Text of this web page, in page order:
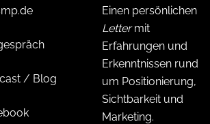
/ Blog
Einen persönlichen
Lettermit
Erfahrungen und
Erkenntnissen rund
um Positionierung,
Sichtbarkeit und
Marketing.